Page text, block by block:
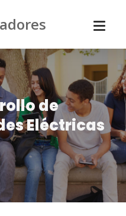
de
Eléctricas